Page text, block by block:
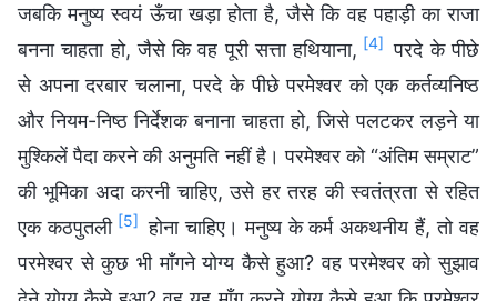
जबकि मनुष्य स्वयं ऊँचा खड़ा होता है, जैसे कि वह पहाड़ी का राजा
बनना चाहता हो, जैसे कि वह पूरी सत्ता हथियाना, [4] परदे के पीछे
से अपना दरबार चलाना, परदे के पीछे परमेश्वर को एक कर्तव्यनिष्ठ
और नियम-निष्ठ निर्देशक बनाना चाहता हो, जिसे पलटकर लड़ने या
मुश्किलें पैदा करने की अनुमति नहीं है। परमेश्वर को “अंतिम सम्राट”
की भूमिका अदा करनी चाहिए, उसे हर तरह की स्वतंत्रता से रहित
एक कठपुतली [5] होना चाहिए। मनुष्य के कर्म अकथनीय हैं, तो वह
परमेश्वर से कुछ भी माँगने योग्य कैसे हुआ? वह परमेश्वर को सुझाव